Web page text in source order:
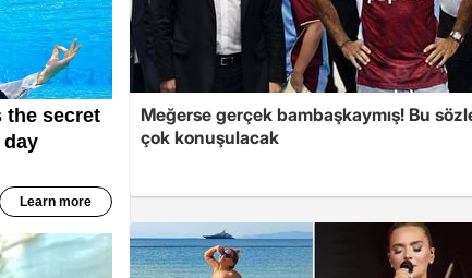
Meğerse gerçek bambaşkaymış! Bu
çok konuşulacak